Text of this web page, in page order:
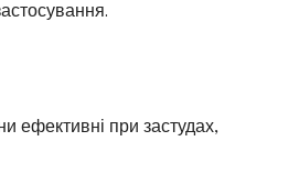
ефективні при застудах,